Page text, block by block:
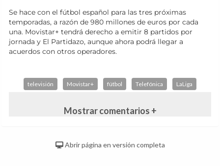
Se hace con el fútbol español para las tres próximas
temporadas, a razón de 980 millones de euros por cada
una. Movistar+ tendrá derecho a emitir 8 partidos por
jornada y El Partidazo, aunque ahora podrá llegar a
acuerdos con otros operadores.
televisión Movistar+ fútbol Telefónica LaLiga
Mostrar comentarios +
Abrir página en versión completa